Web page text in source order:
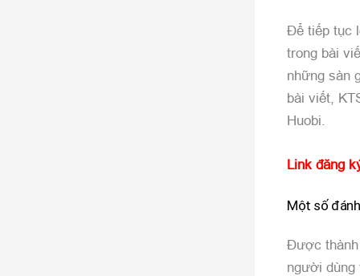
Để tiếp tục
trong bài
những sàn
bài viết,
Huobi.
Link đăng
Một số
Được thành
người dùng